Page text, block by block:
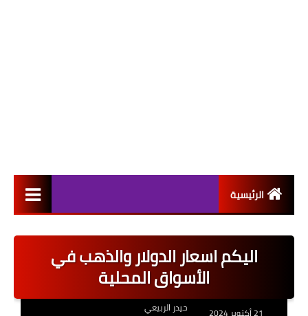
الرئيسية
اخبار القطاع العام
اخبار القطاع الخاص
اليكم اسعار الدولار والذهب في
الأسواق المحلية
حيدر الربيعي